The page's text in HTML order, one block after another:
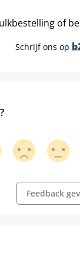
of
Schrijf ons op
Feedback